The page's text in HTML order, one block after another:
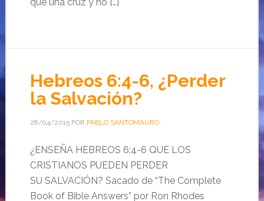
Hebreos 6:4-6, ¿Perder
la Salvación?
28/04/2015POR PABLO SANTOMAURO
¿ENSEÑA HEBREOS 6:4-6 QUE LOS
CRISTIANOS PUEDEN PERDER
SU SALVACIÓN? Sacado de “The Complete
Book of Bible Answers” por Ron Rhodes